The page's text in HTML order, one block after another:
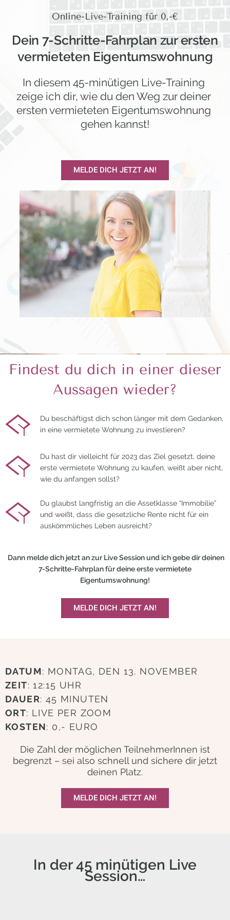
Online-Live-Training für 0,-€
Dein 7-Schritte-Fahrplan zur ersten
vermieteten Eigentumswohnung
In diesem 45-minütigen Live-Training
zeige ich dir, wie du den Weg zur deiner
ersten vermieteten Eigentumswohnung
gehen kannst!
MELDE DICH JETZT AN!
Findest du dich in einer dieser
Aussagen wieder?
Du beschäftigst dich schon länger mit dem Gedanken,
in eine vermietete Wohnung zu investieren?
Du hast dir vielleicht für 2023 das Ziel gesetzt, deine
erste vermietete Wohnung zu kaufen, weißt aber nicht,
wie du anfangen sollst?
Du glaubst langfristig an die Assetklasse “Immobilie”
und weißt, dass die gesetzliche Rente nicht für ein
auskömmliches Leben ausreicht?
Dann melde dich jetzt an zur Live Session und ich gebe dir deinen
7-Schritte-Fahrplan für deine erste vermietete
Eigentumswohnung!
MELDE DICH JETZT AN!
DATUM: MONTAG, DEN 13. NOVEMBER
ZEIT: 12:15 UHR
DAUER: 45 MINUTEN
ORT: LIVE PER ZOOM
KOSTEN: 0,- EURO
Die Zahl der möglichen TeilnehmerInnen ist
begrenzt – sei also schnell und sichere dir jetzt
deinen Platz.
MELDE DICH JETZT AN!
In der 45 minütigen Live
Session…